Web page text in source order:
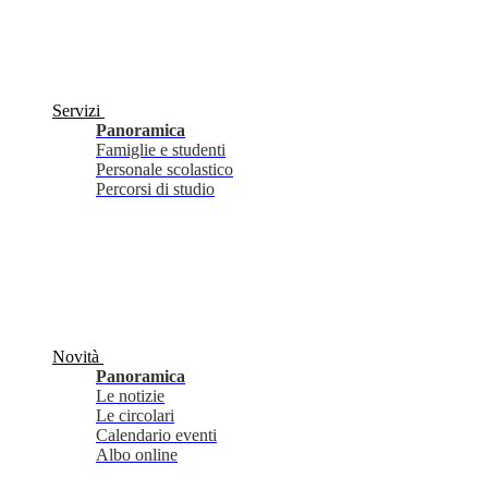
Servizi
Panoramica
Famiglie e studenti
Personale scolastico
Percorsi di studio
Novità
Panoramica
Le notizie
Le circolari
Calendario eventi
Albo online